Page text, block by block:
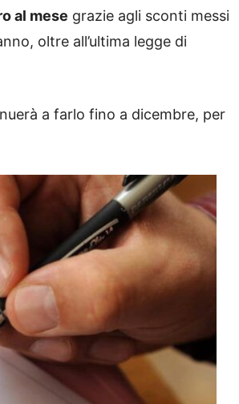
al mese grazie agli sconti messi
oltre all’ultima legge di
a farlo fino a dicembre, per